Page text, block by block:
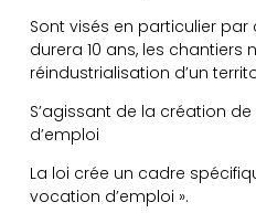
Sont visés en particulier
durera 10 ans, les chantiers
réindustrialisation d’un
S’agissant de la création
d’emploi
La loi crée un cadre
vocation d’emploi ».